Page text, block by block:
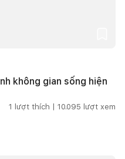
không gian sống hiện
1 lượt thích | 10.095 lượt xem